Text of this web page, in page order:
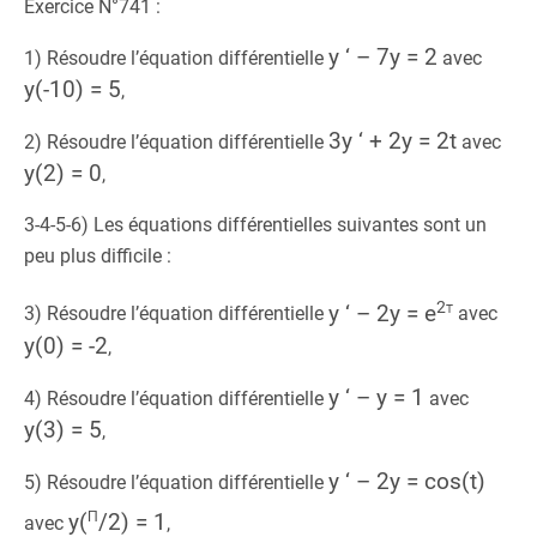
Exercice N°741 :
1) Résoudre l’équation différentielle y ‘ – 7y = 2 avec
y(-10) = 5,
2) Résoudre l’équation différentielle 3y ‘ + 2y = 2t avec
y(2) = 0,
3-4-5-6) Les équations différentielles suivantes sont un
peu plus difficile :
3) Résoudre l’équation différentielle y ‘ – 2y = e2t avec
y(0) = -2,
4) Résoudre l’équation différentielle y ‘ – y = 1 avec
y(3) = 5,
5) Résoudre l’équation différentielle y ‘ – 2y = cos(t)
avec y(π/2) = 1 ,